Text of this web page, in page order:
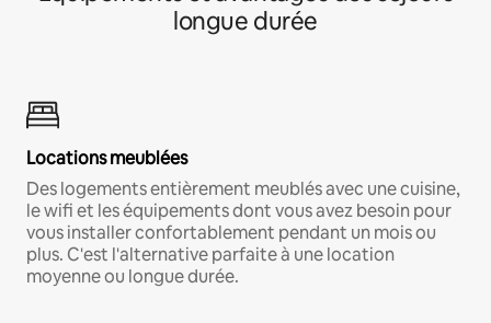
longue durée
Locations meublées
Des logements entièrement meublés avec une cuisine,
le wifi et les équipements dont vous avez besoin pour
vous installer confortablement pendant un mois ou
plus. C'est l'alternative parfaite à une location
moyenne ou longue durée.